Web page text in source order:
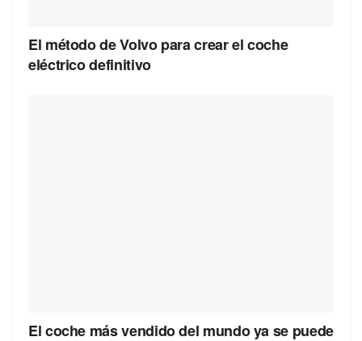
El método de Volvo para crear el coche
eléctrico definitivo
El coche más vendido del mundo ya se puede